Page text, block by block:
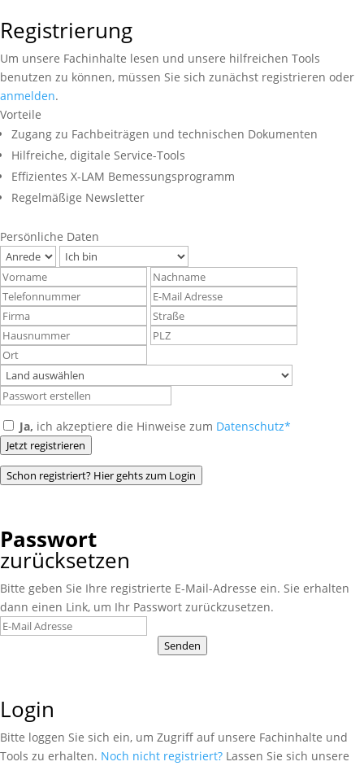
Registrierung
Um unsere Fachinhalte lesen und unsere hilfreichen Tools
benutzen zu können, müssen Sie sich zunächst registrieren oder
anmelden.
Vorteile
Zugang zu Fachbeiträgen und technischen Dokumenten
Hilfreiche, digitale Service-Tools
Effizientes X-LAM Bemessungsprogramm
Regelmäßige Newsletter
Persönliche Daten
Ja, ich akzeptiere die Hinweise zum Datenschutz*
Jetzt registrieren
Schon registriert? Hier gehts zum Login
Passwort
zurücksetzen
Bitte geben Sie Ihre registrierte E-Mail-Adresse ein. Sie erhalten
dann einen Link, um Ihr Passwort zurückzusetzen.
Senden
Login
Bitte loggen Sie sich ein, um Zugriff auf unsere Fachinhalte und
Tools zu erhalten. Noch nicht registriert? Lassen Sie sich unsere